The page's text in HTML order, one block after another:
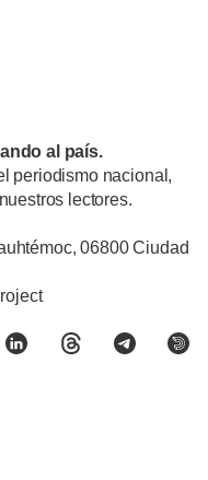
al país.
periodismo nacional,
lectores.
06800 Ciudad